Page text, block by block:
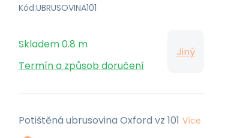
Kód:UBRUSOVINA101
Skladem0.8 m
Termín a způsob doručení
Jiný
Potištěná ubrusovina Oxford vz 101 Více